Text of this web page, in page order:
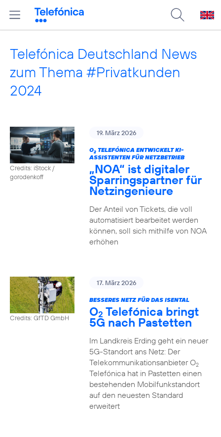
Telefónica Deutschland News
zum Thema #Privatkunden
2024
Credits: iStock /
gorodenkoff
19. März 2026
O2TELEFÓNICA ENTWICKELT KI-
ASSISTENTEN FÜR NETZBETRIEB
„NOA“ ist digitaler
Sparringspartner für
Netzingenieure
Der Anteil von Tickets, die voll
automatisiert bearbeitet werden
können, soll sich mithilfe von NOA
erhöhen
Credits: GfTD GmbH
17. März 2026
BESSERES NETZ FÜR DAS ISENTAL
O2 Telefónica bringt
5G nach Pastetten
Im Landkreis Erding geht ein neuer
5G-Standort ans Netz: Der
Telekommunikationsanbieter O2
Telefónica hat in Pastetten einen
bestehenden Mobilfunkstandort
auf den neuesten Standard
erweitert